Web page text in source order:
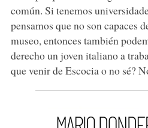
común. Si tenemos
pensamos que no son capaces
museo, entonces también
derecho un joven italiano a
que venir de Escocia o no sé?